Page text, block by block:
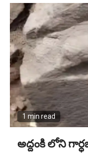
1 min read
అద్దంకి లోని